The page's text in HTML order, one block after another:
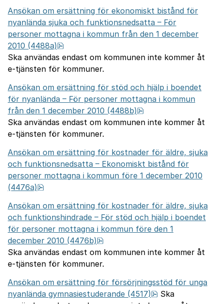
Ansökan om ersättning för ekonomiskt bistånd för
nyanlända sjuka och funktionsnedsatta – För
personer mottagna i kommun från den 1 december
2010 (4488a)
Ska användas endast om kommunen inte kommer åt
e-tjänsten för kommuner.
Ansökan om ersättning för stöd och hjälp i boendet
för nyanlända – För personer mottagna i kommun
från den 1 december 2010 (4488b)
Ska användas endast om kommunen inte kommer åt
e-tjänsten för kommuner.
Ansökan om ersättning för kostnader för äldre, sjuka
och funktionsnedsatta – Ekonomiskt bistånd för
personer mottagna i kommun före 1 december 2010
(4476a)
Ansökan om ersättning för kostnader för äldre, sjuka
och funktionshindrade – För stöd och hjälp i boendet
för personer mottagna i kommun före den 1
december 2010 (4476b)
Ska användas endast om kommunen inte kommer åt
e-tjänsten för kommuner.
Ansökan om ersättning för försörjningsstöd för unga
nyanlända gymnasiestuderande (4517)
pdf, 764.8 kB.
Ska